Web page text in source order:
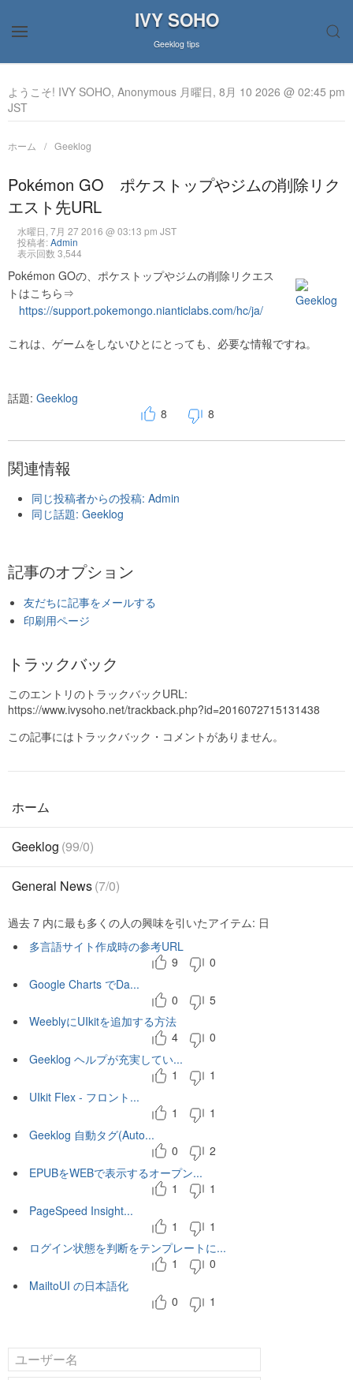
IVY SOHO
Geeklog tips
ようこそ! IVY SOHO, Anonymous 月曜日, 8月 10 2026 @ 02:45 pm
JST
ホーム Geeklog
Pokémon GO ポケストップやジムの削除リク
エスト先URL
水曜日, 7月 27 2016 @ 03:13 pm JST
投稿者:Admin
表示回数 3,544
Pokémon GOの、ポケストップやジムの削除リクエス
トはこちら⇒
https://support.pokemongo.nianticlabs.com/hc/ja/
これは、ゲームをしないひとにとっても、必要な情報ですね。
話題: Geeklog
8
8
関連情報
同じ投稿者からの投稿: Admin
同じ話題: Geeklog
記事のオプション
友だちに記事をメールする
印刷用ページ
トラックバック
このエントリのトラックバックURL:
https://www.ivysoho.net/trackback.php?id=2016072715131438
この記事にはトラックバック・コメントがありません。
ホーム
Geeklog (99/0)
General News(7/0)
過去 7 内に最も多くの人の興味を引いたアイテム: 日
多言語サイト作成時の参考URL
9
0
Google Charts でDa...
0
5
WeeblyにUIkitを追加する方法
4
0
Geeklog ヘルプが充実してい...
1
1
UIkit Flex - フロント...
1
1
Geeklog 自動タグ(Auto...
0
2
EPUBをWEBで表示するオープン...
1
1
PageSpeed Insight...
1
1
ログイン状態を判断をテンプレートに...
1
0
MailtoUI の日本語化
0
1